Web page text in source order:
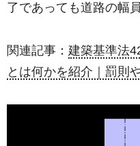
了であっても道路の幅
関連記事： 建築基準法
とは何かを紹介｜罰則